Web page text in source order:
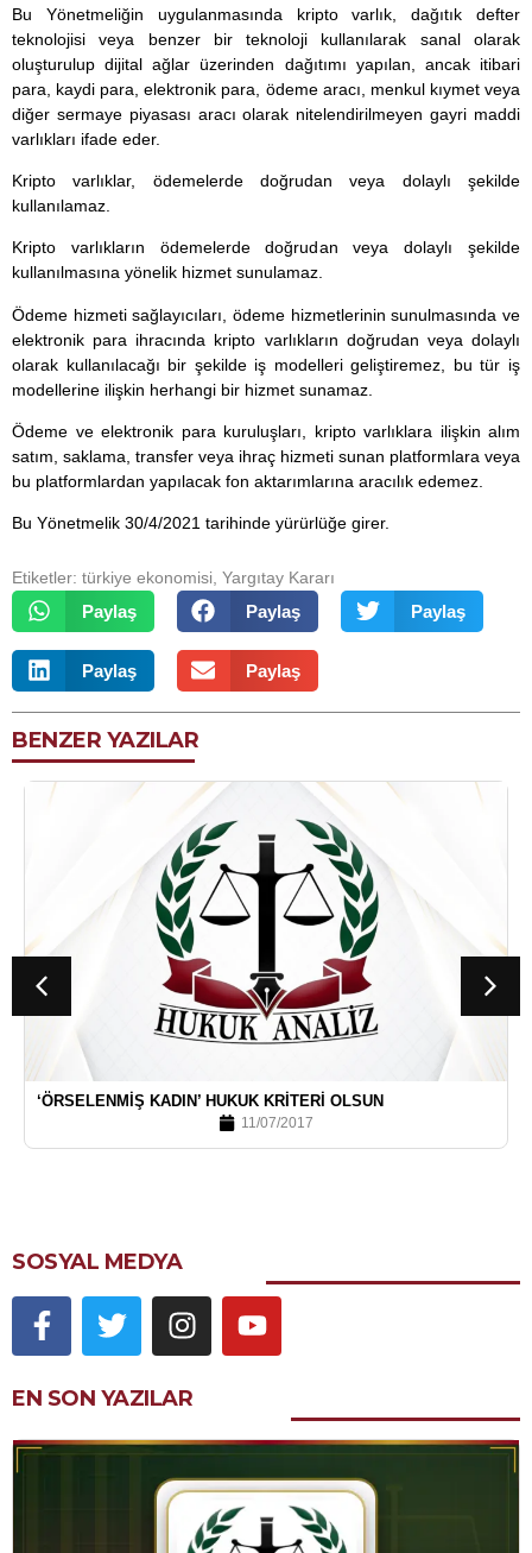
Bu Yönetmeliğin uygulanmasında kripto varlık, dağıtık defter
teknolojisi veya benzer bir teknoloji kullanılarak sanal olarak
oluşturulup dijital ağlar üzerinden dağıtımı yapılan, ancak itibari
para, kaydi para, elektronik para, ödeme aracı, menkul kıymet veya
diğer sermaye piyasası aracı olarak nitelendirilmeyen gayri maddi
varlıkları ifade eder.
Kripto varlıklar, ödemelerde doğrudan veya dolaylı şekilde
kullanılamaz.
Kripto varlıkların ödemelerde doğrudan veya dolaylı şekilde
kullanılmasına yönelik hizmet sunulamaz.
Ödeme hizmeti sağlayıcıları, ödeme hizmetlerinin sunulmasında ve
elektronik para ihracında kripto varlıkların doğrudan veya dolaylı
olarak kullanılacağı bir şekilde iş modelleri geliştiremez, bu tür iş
modellerine ilişkin herhangi bir hizmet sunamaz.
Ödeme ve elektronik para kuruluşları, kripto varlıklara ilişkin alım
satım, saklama, transfer veya ihraç hizmeti sunan platformlara veya
bu platformlardan yapılacak fon aktarımlarına aracılık edemez.
Bu Yönetmelik 30/4/2021 tarihinde yürürlüğe girer.
Etiketler: türkiye ekonomisi Yargıtay Kararı
Paylaş Paylaş Paylaş
Paylaş Paylaş
BENZER YAZILAR
‘ÖRSELENMIŞ KADIN’ HUKUK KRITERI OLSUN
11/07/2017
SOSYAL MEDYA
EN SON YAZILAR